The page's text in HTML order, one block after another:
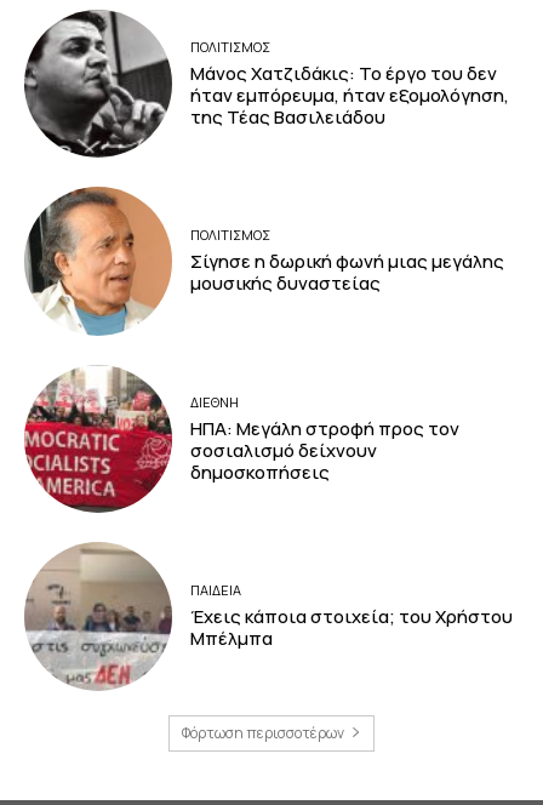
ΠΟΛΙΤΙΣΜΟΣ
Μάνος Χατζιδάκις: Το έργο του δεν
ήταν εμπόρευμα, ήταν εξομολόγηση,
της Τέας Βασιλειάδου
ΠΟΛΙΤΙΣΜΟΣ
Σίγησε η δωρική φωνή μιας μεγάλης
μουσικής δυναστείας
ΔΙΕΘΝΗ
ΗΠΑ: Μεγάλη στροφή προς τον
σοσιαλισμό δείχνουν
δημοσκοπήσεις
ΠΑΙΔΕΙΑ
Έχεις κάποια στοιχεία; του Χρήστου
Μπέλμπα
Φόρτωση περισσοτέρων